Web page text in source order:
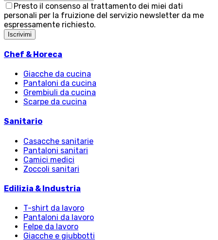
Presto il consenso al trattamento dei miei dati
personali per la fruizione del servizio newsletter da me
espressamente richiesto.
Iscrivimi
Chef & Horeca
Giacche da cucina
Pantaloni da cucina
Grembiuli da cucina
Scarpe da cucina
Sanitario
Casacche sanitarie
Pantaloni sanitari
Camici medici
Zoccoli sanitari
Edilizia & Industria
T-shirt da lavoro
Pantaloni da lavoro
Felpe da lavoro
Giacche e giubbotti